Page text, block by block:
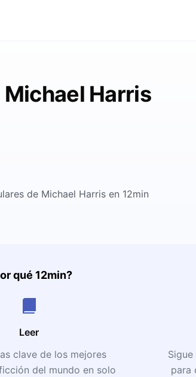
Michael Harris
de Michael Harris en 12min
qué 12min?
Leer
clave de los mejores
del mundo en solo
para